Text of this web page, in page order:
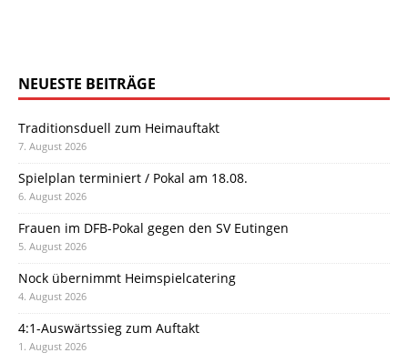
NEUESTE BEITRÄGE
Traditionsduell zum Heimauftakt
7. August 2026
Spielplan terminiert / Pokal am 18.08.
6. August 2026
Frauen im DFB-Pokal gegen den SV Eutingen
5. August 2026
Nock übernimmt Heimspielcatering
4. August 2026
4:1-Auswärtssieg zum Auftakt
1. August 2026